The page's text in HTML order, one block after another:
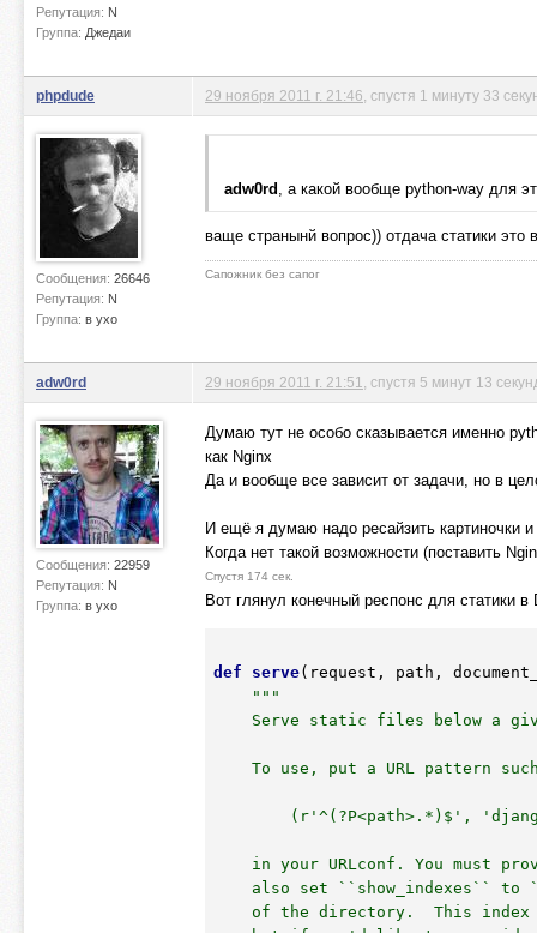
Репутация: N
Группа: Джедаи
phpdude
Сообщения: 26646
Репутация: N
Группа: в ухо
29 ноября 2011 г. 21:46 , спустя 1 минуту 33
adw0rd , а какой вообще python-way для
ваще странынй вопрос)) отдача статики
Сапожник без сапог
adw0rd
Сообщения: 22959
Репутация: N
Группа: в ухо
29 ноября 2011 г. 21:51 , спустя 5 минут 13
Думаю тут не особо сказывается именно
как Nginx
Да и вообще все зависит от задачи, но в
И ещё я думаю надо ресайзить картиночки
Когда нет такой возможности (поставить
Спустя 174 сек.
Вот глянул конечный респонс для статики
def serve(request, path,
"""